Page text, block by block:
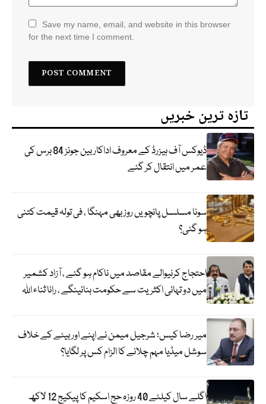
Save my name, email, and website in this browser
for the next time I comment.
تازہ ترین خبریں
ڈیوکس آف ہیزرڈ کے معروف اداکار بین جونز 84 برس کی
عمر میں انتقال کر گئے
سونا مسلسل پانچویں روز بھی مہنگا ، فی تولہ قیمت کتنی
ہو گئی؟
احتجاج کرنیوالے مقاصد میں ناکام ہو گئے ، آزاد کشمیر
میں دو تہائی اکثریت سے حکومت بنائینگے ، رانا ثناء اللہ
میر رضا کیس؛ شرجیل میمن نے اپنے اور بیٹے کے خلاف
سوشل میڈیا مہم چلانے کا الزام کس پر لگایا؟
اگلے سال کیلئے 40 روزہ حج اسکیم کا پیکیج 12 لاکھ